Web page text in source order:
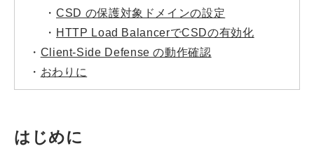
・CSD の保護対象ドメインの設定
・ HTTP Load BalancerでCSDの有効化
・ Client-Side Defense の動作確認
・ おわりに
はじめに